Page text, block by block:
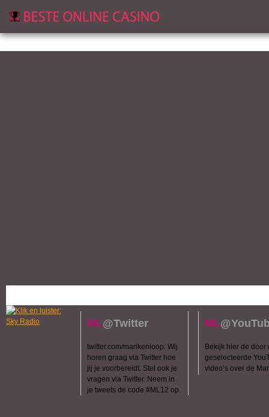
ML@Twitter
twitter.com/marikenloop: Wij
horen graag via Twitter hoe
jij je voorbereidt. Stel ook je
vragen via Twitter. Neem in
je tweets de code #ML12 op.
ML@
Bekijk hier de door
geselecteerde
video’s over de